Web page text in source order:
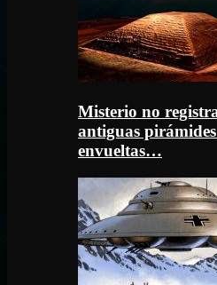
Misterio no
antiguas
envueltas…